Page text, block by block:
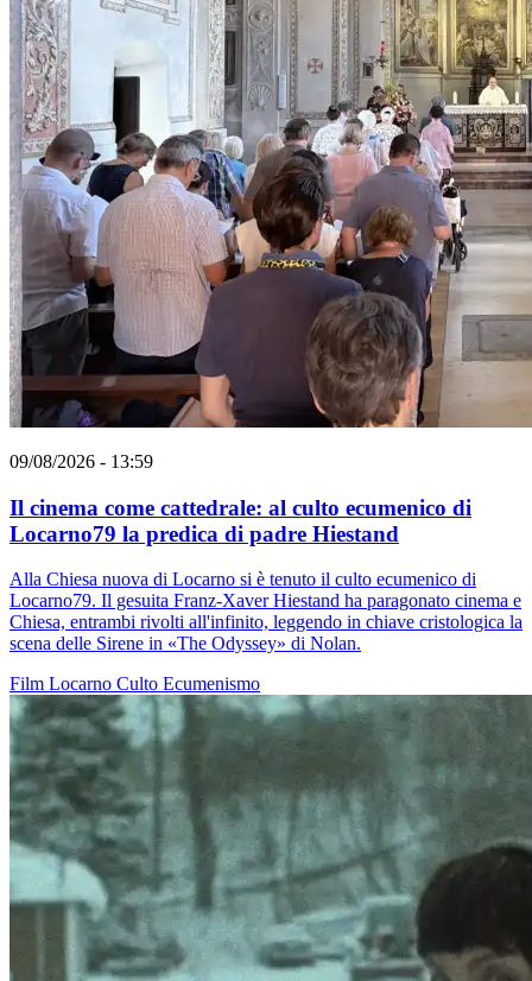
09/08/2026 - 13:59
Il cinema come cattedrale: al culto ecumenico di
Locarno79 la predica di padre Hiestand
Alla Chiesa nuova di Locarno si è tenuto il culto ecumenico di
Locarno79. Il gesuita Franz-Xaver Hiestand ha paragonato cinema e
Chiesa, entrambi rivolti all'infinito, leggendo in chiave cristologica la
scena delle Sirene in «The Odyssey» di Nolan.
Film Locarno Culto Ecumenismo